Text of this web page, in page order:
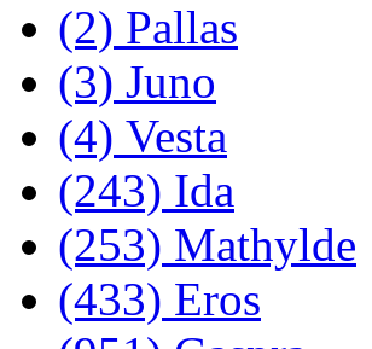
(2) Pallas
(3) Juno
(4) Vesta
(243) Ida
(253) Mathylde
(433) Eros